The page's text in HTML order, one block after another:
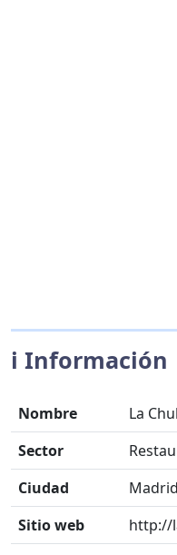
ℹ️ Información
Nombre
La
Sector
Ciudad
Madrid
Sitio web
http://